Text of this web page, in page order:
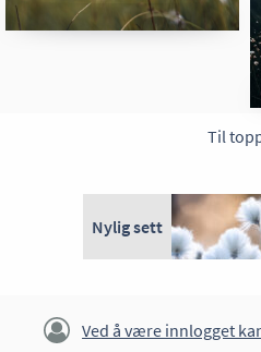
Til
Nylig sett
Ved å være innlogget